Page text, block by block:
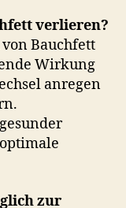
verlieren?
Bauchfett
Wirkung
anregen
zur